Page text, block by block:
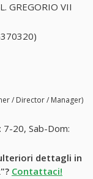
GREGORIO VII
/ Director / Manager)
7-20, Sab-Dom:
dettagli in
Contattaci!